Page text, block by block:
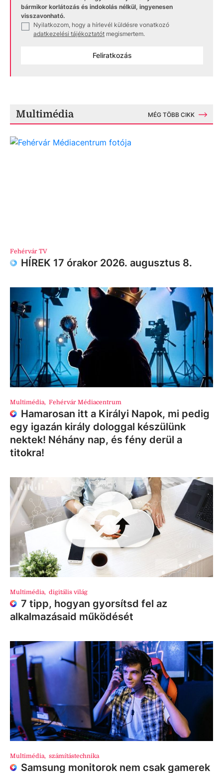
bármikor korlátozás és indokolás nélkül, ingyenesen
visszavonható.
Nyilatkozom, hogy a hírlevél küldésre vonatkozó
adatkezelési tájékoztatót megismertem.
Feliratkozás
Multimédia MÉG TÖBB CIKK
Fehérvár TV
HÍREK 17 órakor 2026. augusztus 8.
Multimédia, Fehérvár Médiacentrum
Hamarosan itt a Királyi Napok, mi pedig
egy igazán király dologgal készülünk
nektek! Néhány nap, és fény derül a
titokra!
Multimédia, digitális világ
7 tipp, hogyan gyorsítsd fel az
alkalmazásaid működését
Multimédia, számítástechnika
Samsung monitorok nem csak gamerek